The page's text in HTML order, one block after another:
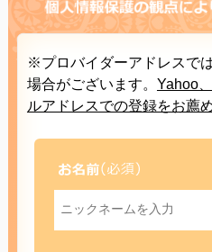
※プロバイダーアドレスで
場合がございます。 Yahoo
ルアドレスでの登録をお薦